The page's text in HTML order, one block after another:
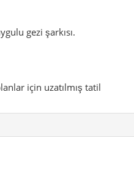
gezi şarkısı.
için uzatılmış tatil